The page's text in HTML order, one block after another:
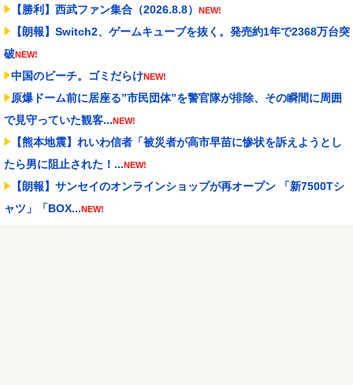
【勝利】西武ファン集合（2026.8.8） NEW!
【朗報】Switch2、ゲームキューブを抜く。発売約1年で2368万台突
破NEW!
中国のビーチ。ゴミだらけNEW!
原爆ドーム前に居座る”市民団体”を警官隊が排除、その瞬間に周囲
で見守っていた観客...NEW!
【熊本地震】れいわ信者「被災者が高市早苗に惨状を訴えようとし
たら男に阻止された！...NEW!
【朗報】サンセイのオンラインショップが再オープン 「新7500Tシ
ャツ」「BOX...NEW!